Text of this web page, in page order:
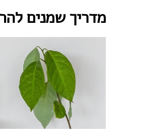
מדריך שמנים